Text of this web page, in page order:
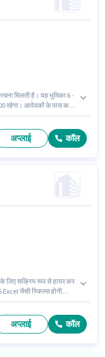
मिलती है। यह भूमिका 6 -
रहेगा। आवेदकों के पास कम
अप्लाई कॉल
लिए सक्रिय रूप से हायर कर
जैसी स्किल्स होनी
अप्लाई कॉल